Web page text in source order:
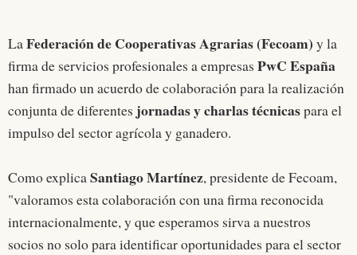
LaFederación de Cooperativas Agrarias (Fecoam) y la
firma de servicios profesionales a empresas PwC España
han firmado un acuerdo de colaboración para la realización
conjunta de diferentes jornadas y charlas técnicaspara el
impulso del sector agrícola y ganadero.
Como explicaSantiago Martínez, presidente de Fecoam,
"valoramos esta colaboración con una firma reconocida
internacionalmente, y que esperamos sirva a nuestros
socios no solo para identificar oportunidades para el sector